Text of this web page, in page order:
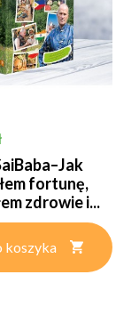
fortunę,
zdrowie i...
koszyka